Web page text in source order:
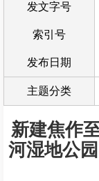
发文字号
索引号
发布日期
主题分类
新建焦作
河湿地公